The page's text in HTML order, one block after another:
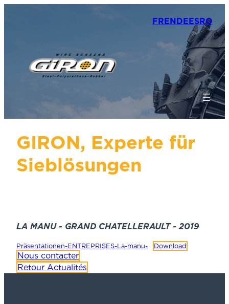
FRENDEESRO
GIRON, Experte für
Sieblösungen
LA MANU - GRAND CHATELLERAULT - 2019
Präsentationen-ENTREPRISES-La-manu- Download
Nous contacter
Retour Actualités